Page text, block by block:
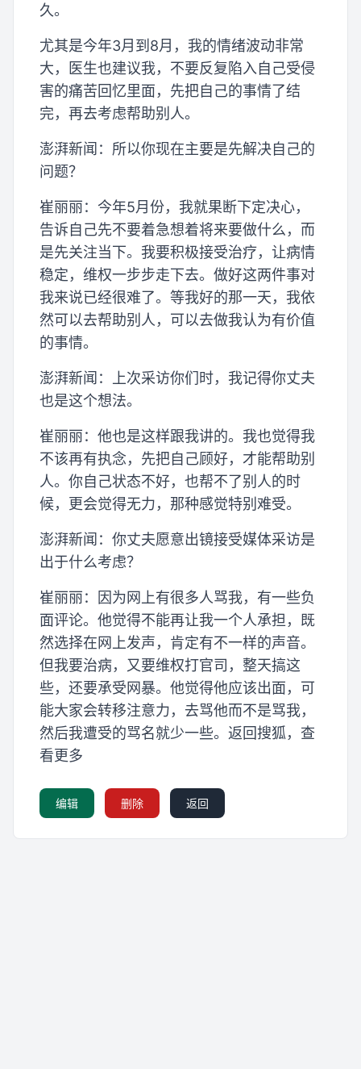
久。
尤其是今年3月到8月，我的情绪波动非常
大，医生也建议我，不要反复陷入自己受侵
害的痛苦回忆里面，先把自己的事情了结
完，再去考虑帮助别人。
澎湃新闻：所以你现在主要是先解决自己的
问题？
崔丽丽：今年5月份，我就果断下定决心，
告诉自己先不要着急想着将来要做什么，而
是先关注当下。我要积极接受治疗，让病情
稳定，维权一步步走下去。做好这两件事对
我来说已经很难了。等我好的那一天，我依
然可以去帮助别人，可以去做我认为有价值
的事情。
澎湃新闻：上次采访你们时，我记得你丈夫
也是这个想法。
崔丽丽：他也是这样跟我讲的。我也觉得我
不该再有执念，先把自己顾好，才能帮助别
人。你自己状态不好，也帮不了别人的时
候，更会觉得无力，那种感觉特别难受。
澎湃新闻：你丈夫愿意出镜接受媒体采访是
出于什么考虑？
崔丽丽：因为网上有很多人骂我，有一些负
面评论。他觉得不能再让我一个人承担，既
然选择在网上发声，肯定有不一样的声音。
但我要治病，又要维权打官司，整天搞这
些，还要承受网暴。他觉得他应该出面，可
能大家会转移注意力，去骂他而不是骂我，
然后我遭受的骂名就少一些。返回搜狐，查
看更多
编辑 删除 返回